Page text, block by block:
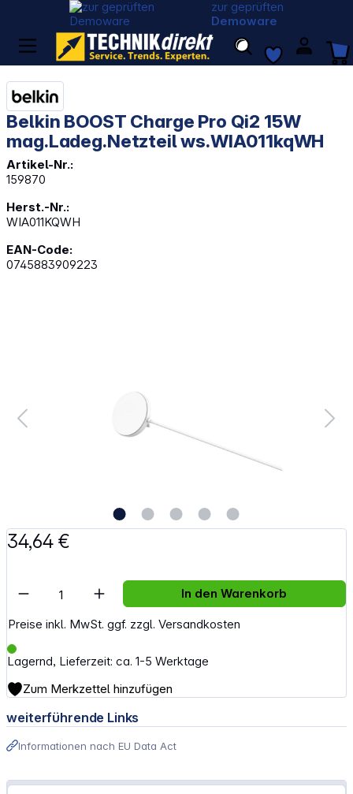
zur geprüften
Demoware
Belkin BOOST Charge Pro Qi2 15W
mag.Ladeg.Netzteil ws.WIA011kqWH
Artikel-Nr.:
159870
Herst.-Nr.:
WIA011KQWH
EAN-Code:
0745883909223
34,64 €
Preise inkl. MwSt. ggf. zzgl. Versandkosten
Lagernd, Lieferzeit: ca. 1-5 Werktage
Artikel Anzahl: Gib den gewünschten
In den Warenkorb
Zum Merkzettel hinzufügen
weiterführende Links
Informationen nach EU Data Act